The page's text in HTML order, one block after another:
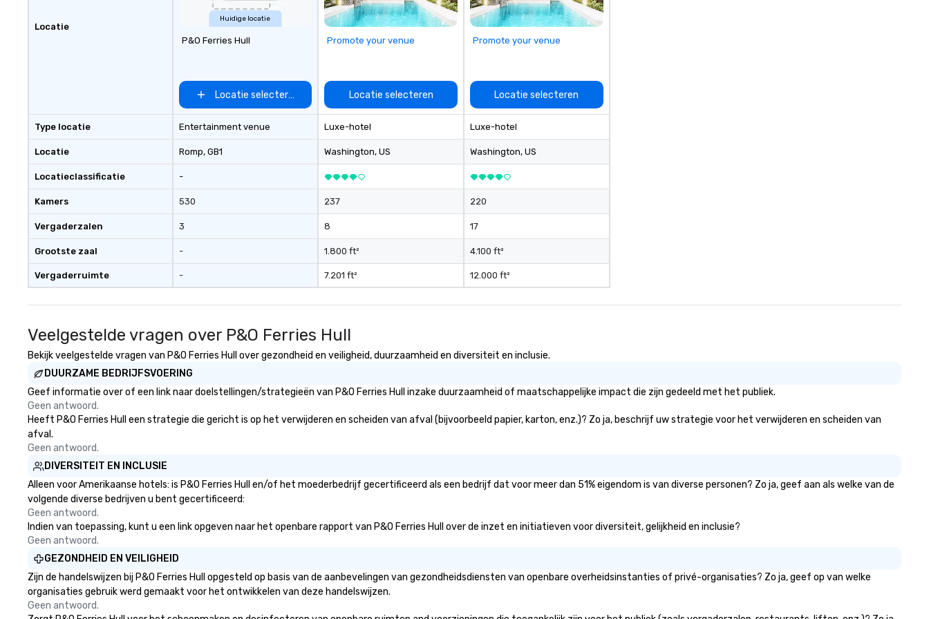
both inform and entertain. In
short, we want you to have a
“non-cringey”) way for attendees
to connect quickly — especially
connections create a friendly,
collaborative environment and
boost communication beyond the
event itself.
Locatie
Type locatie
Locatie
Locatieclassificatie
Kamers
Vergaderzalen
Grootste zaal
Vergaderruimte
Huidige locatie
P&O Ferries Hull
Locatie selecteren
Entertainment venue
Romp, GB1
-
530
3
-
-
Promote your venue
Locatie selecteren
Luxe-hotel
Washington, US
237
8
1.800 ft²
7.201 ft²
Promote your venue
Locatie selecteren
Luxe-hotel
Washington, US
220
17
4.100 ft²
12.000 ft²
Veelgestelde vragen over P&O Ferries Hull
Bekijk veelgestelde vragen van P&O Ferries Hull over gezondheid en veiligheid, duurzaamheid en diversiteit en inclusie.
DUURZAME BEDRIJFSVOERING
Geef informatie over of een link naar doelstellingen/strategieën van P&O Ferries Hull inzake duurzaamheid of maatschappelijke impact die zijn gedeeld met het publiek.
Geen antwoord.
Heeft P&O Ferries Hull een strategie die gericht is op het verwijderen en scheiden van afval (bijvoorbeeld papier, karton, enz.)? Zo ja, beschrijf uw strategie voor het verwijderen en scheiden van
afval.
Geen antwoord.
DIVERSITEIT EN INCLUSIE
Alleen voor Amerikaanse hotels: is P&O Ferries Hull en/of het moederbedrijf gecertificeerd als een bedrijf dat voor meer dan 51% eigendom is van diverse personen? Zo ja, geef aan als welke van de
volgende diverse bedrijven u bent gecertificeerd:
Geen antwoord.
Indien van toepassing, kunt u een link opgeven naar het openbare rapport van P&O Ferries Hull over de inzet en initiatieven voor diversiteit, gelijkheid en inclusie?
Geen antwoord.
GEZONDHEID EN VEILIGHEID
Zijn de handelswijzen bij P&O Ferries Hull opgesteld op basis van de aanbevelingen van gezondheidsdiensten van openbare overheidsinstanties of privé-organisaties? Zo ja, geef op van welke
organisaties gebruik werd gemaakt voor het ontwikkelen van deze handelswijzen.
Geen antwoord.